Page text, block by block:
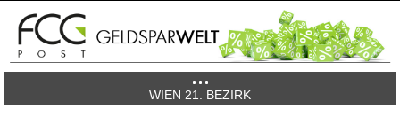
WIEN 21. BEZIRK